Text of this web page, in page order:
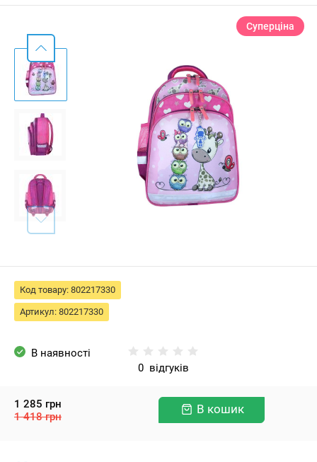
Суперціна
Код товару: 802217330
Артикул: 802217330
В наявності
0 відгуків
1 285 грн
1 418 грн
В кошик